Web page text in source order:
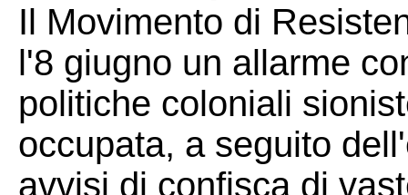
Il Movimento di
l'8 giugno un allarme
politiche coloniali
occupata, a seguito
avvisi di confisca di